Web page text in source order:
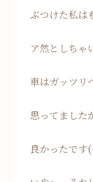
ぶつけた私は
ア然としちゃ
車はガッツリ
思ってました
良かったです